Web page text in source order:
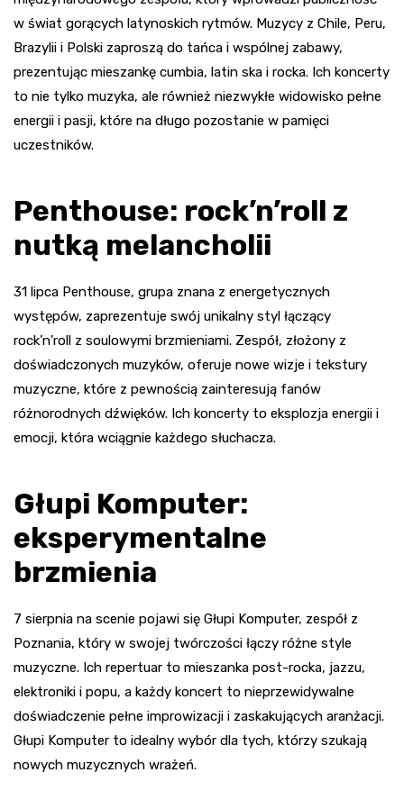
w świat gorących latynoskich rytmów. Muzycy z Chile, Peru,
Brazylii i Polski zaproszą do tańca i wspólnej zabawy,
prezentując mieszankę cumbia, latin ska i rocka. Ich koncerty
to nie tylko muzyka, ale również niezwykłe widowisko pełne
energii i pasji, które na długo pozostanie w pamięci
uczestników.
Penthouse: rock’n’roll z
nutką melancholii
31 lipca Penthouse, grupa znana z energetycznych
występów, zaprezentuje swój unikalny styl łączący
rock’n’roll z soulowymi brzmieniami. Zespół, złożony z
doświadczonych muzyków, oferuje nowe wizje i tekstury
muzyczne, które z pewnością zainteresują fanów
różnorodnych dźwięków. Ich koncerty to eksplozja energii i
emocji, która wciągnie każdego słuchacza.
Głupi Komputer:
eksperymentalne
brzmienia
7 sierpnia na scenie pojawi się Głupi Komputer, zespół z
Poznania, który w swojej twórczości łączy różne style
muzyczne. Ich repertuar to mieszanka post-rocka, jazzu,
elektroniki i popu, a każdy koncert to nieprzewidywalne
doświadczenie pełne improwizacji i zaskakujących aranżacji.
Głupi Komputer to idealny wybór dla tych, którzy szukają
nowych muzycznych wrażeń.